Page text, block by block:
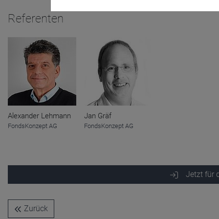
Referenten
Alexander Lehmann
FondsKonzept AG
Jan Gräf
FondsKonzept AG
Jetzt für
Zurück